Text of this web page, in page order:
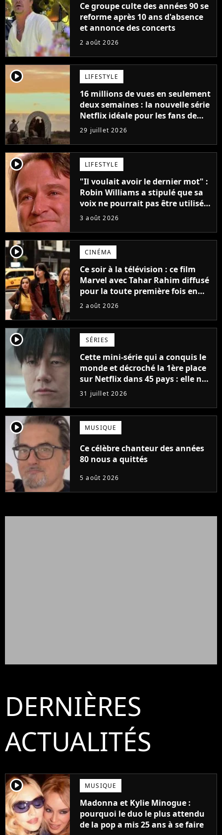
Ce groupe culte des années 90 se
reforme après 10 ans d'absence
et annonce des concerts
2 août 2026
player2 LIFESTYLE
16 millions de vues en seulement
deux semaines : la nouvelle série
Netflix idéale pour les fans de
Yellowstone
29 juillet 2026
player2 LIFESTYLE
"Il voulait avoir le dernier mot" :
Robin Williams a stipulé que sa
voix ne pourrait pas être utilisée
avant 2039, pourtant Disney
inédits
3 août 2026
player2 CINÉMA
Ce soir à la télévision : ce film
Marvel avec Tahar Rahim diffusé
pour la toute première fois en
France
2 août 2026
player2 SÉRIES
Cette mini-série qui a conquis le
monde et décroché la 1ère place
sur Netflix dans 45 pays : elle ne
compte que 10 épisodes et c'est
un phénomène mondial
31 juillet 2026
player2 MUSIQUE
Ce célèbre chanteur des années
80 nous a quittés
5 août 2026
DERNIÈRES
ACTUALITÉS
player2 MUSIQUE
Madonna et Kylie Minogue :
pourquoi le duo le plus attendu
de la pop a mis 25 ans à se faire